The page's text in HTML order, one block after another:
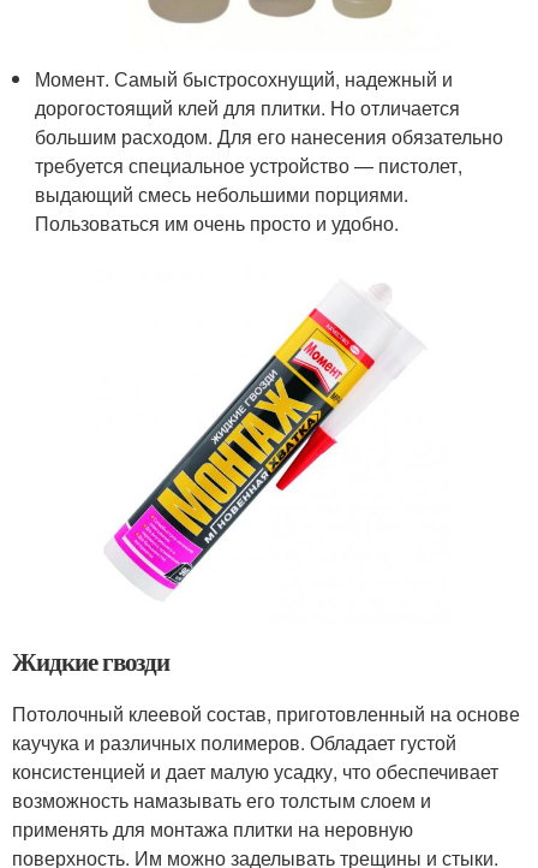
Момент. Самый быстросохнущий, надежный и
дорогостоящий клей для плитки. Но отличается
большим расходом. Для его нанесения обязательно
требуется специальное устройство — пистолет,
выдающий смесь небольшими порциями.
Пользоваться им очень просто и удобно.
Жидкие гвозди
Потолочный клеевой состав, приготовленный на основе
каучука и различных полимеров. Обладает густой
консистенцией и дает малую усадку, что обеспечивает
возможность намазывать его толстым слоем и
применять для монтажа плитки на неровную
поверхность. Им можно заделывать трещины и стыки.